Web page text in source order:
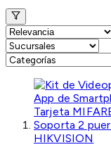
HIKVISION